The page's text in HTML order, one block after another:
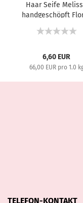
Haar Seife
handgeschöpft
6,60 EUR
66,00 EUR pro 1.0
TELEFON-KONTAKT